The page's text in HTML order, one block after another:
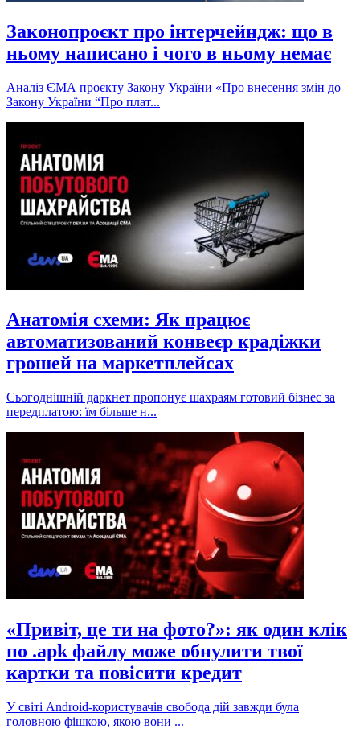
Законопроєкт про інтерчейндж: що в
ньому написано і чого в ньому немає
Аналіз ЄМА проєкту Закону України «Про внесення змін до
Закону України “Про плат...
Анатомія схеми: Як працює
автоматизований конвеєр крадіжки
грошей на маркетплейсах
Сьогоднішній даркнет пропонує шахраям готовий бізнес за
передплатою: їм більше н...
«Привіт, це ти на фото?»: як один клік
по .apk файлу може обнулити твої
картки та повісити кредит
У світі Android-користувачів свобода дій завжди була
головною фішкою, якою вони ...